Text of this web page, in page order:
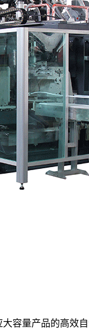
量产品的高效